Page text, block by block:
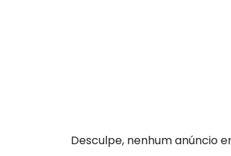
Desculpe, nenhum anúncio